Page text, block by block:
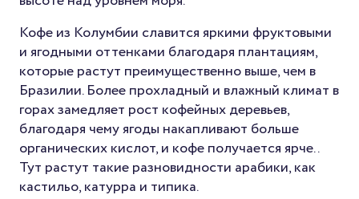
Кофе из Колумбии славится яркими фруктовыми
и ягодными оттенками благодаря плантациям,
которые растут преимущественно выше, чем в
Бразилии. Более прохладный и влажный климат в
горах замедляет рост кофейных деревьев,
благодаря чему ягоды накапливают больше
органических кислот, и кофе получается ярче..
Тут растут такие разновидности арабики, как
кастильо, катурра и типика.